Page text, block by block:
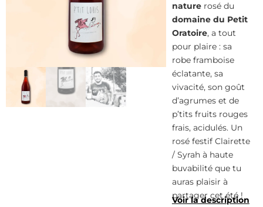
naturerosé du
domaine du Petit
Oratoire, a tout
pour plaire : sa
robe framboise
éclatante, sa
vivacité, son goût
d’agrumes et de
p’tits fruits rouges
frais, acidulés. Un
rosé festif Clairette
/ Syrah à haute
buvabilité que tu
auras plaisir à
partager cet été !
Voir la description